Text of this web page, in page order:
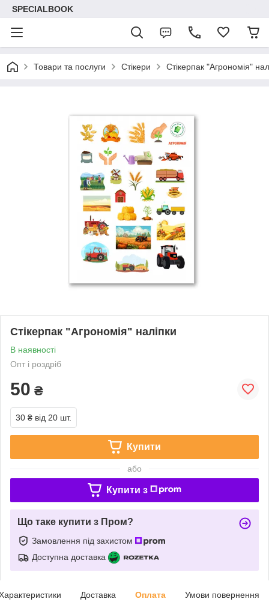
SPECIALBOOK
Товари та послуги Стікери Стікерпак "Агрономія"
Стікерпак "Агрономія" наліпки
В наявності
Опт і роздріб
50 ₴
30 ₴ від 20 шт.
Купити
або
Купити з
Що таке купити з Пром?
Замовлення під захистом
Доступна доставка
Доставка Оплата Умови повернення